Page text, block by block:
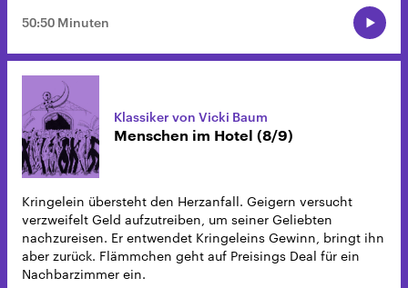
50:50 Minuten
Klassiker von Vicki Baum
Menschen im Hotel (8/9)
Kringelein übersteht den Herzanfall. Geigern versucht
verzweifelt Geld aufzutreiben, um seiner Geliebten
nachzureisen. Er entwendet Kringeleins Gewinn, bringt ihn
aber zurück. Flämmchen geht auf Preisings Deal für ein
Nachbarzimmer ein.